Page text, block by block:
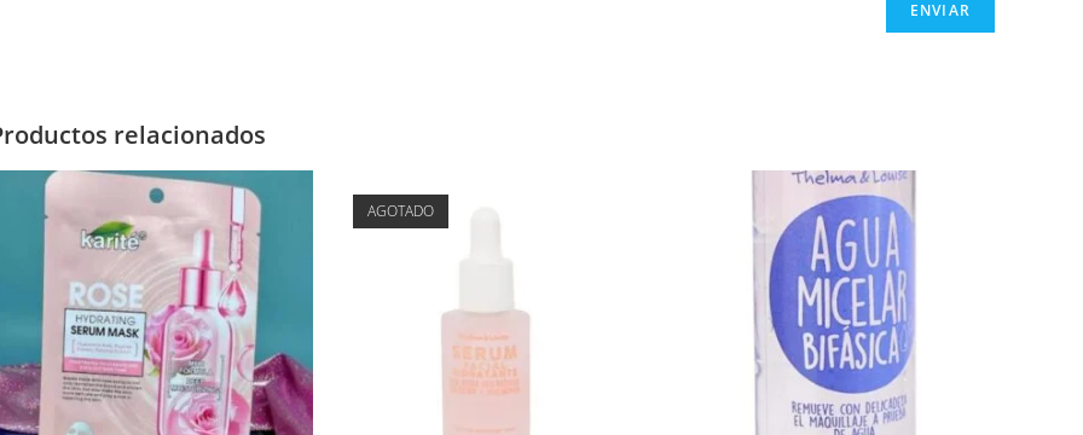
relacionados
AGOTADO